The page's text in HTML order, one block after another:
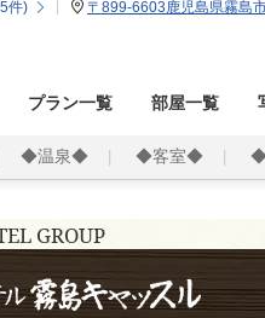
件) 〒899-6603鹿児島県霧島
プラン一覧 部屋一覧
◆温泉◆ ◆客室◆
GROUP